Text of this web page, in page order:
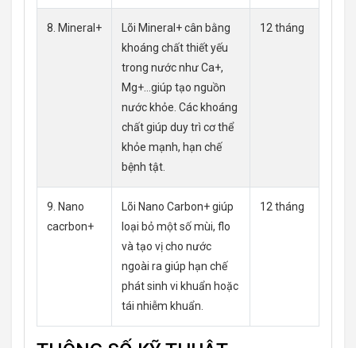
8. Mineral+
Lõi Mineral+ cân bằng
khoáng chất thiết yếu
trong nước như Ca+,
Mg+…giúp tạo nguồn
nước khỏe. Các khoáng
chất giúp duy trì cơ thể
khỏe mạnh, hạn chế
bệnh tật.
12 tháng
9. Nano
cacrbon+
Lõi Nano Carbon+ giúp
loại bỏ một số mùi, flo
và tạo vị cho nước
ngoài ra giúp hạn chế
phát sinh vi khuẩn hoặc
tái nhiễm khuẩn.
12 tháng